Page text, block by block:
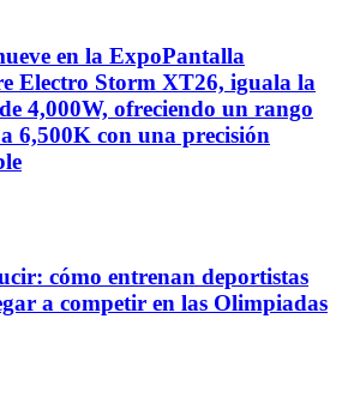
en la ExpoPantalla
Electro Storm XT26, iguala la
4,000W, ofreciendo un rango
6,500K con una precisión
cómo entrenan deportistas
a competir en las Olimpiadas